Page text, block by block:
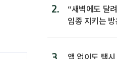
2.
“새벽에도 달
임종 지키는
앱 없이도 택